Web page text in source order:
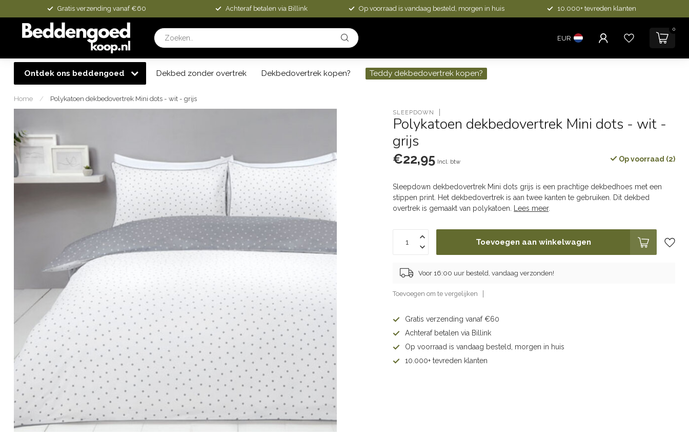
Gratis verzending vanaf €60 Achteraf betalen via Billink Op voorraad is vandaag besteld, morgen in huis 10.000+ tevreden klanten
EUR
0
Ontdek ons beddengoed Dekbed zonder overtrek Dekbedovertrek kopen? Teddy dekbedovertrek kopen?
Home / Polykatoen dekbedovertrek Mini dots - wit - grijs
SLEEPDOWN
Polykatoen dekbedovertrek Mini dots - wit -
grijs
€22,95 Incl. btw Op voorraad (2)
Sleepdown dekbedovertrek Mini dots grijs is een prachtige dekbedhoes met een
stippen print. Het dekbedovertrek is aan twee kanten te gebruiken. Dit dekbed
overtrek is gemaakt van polykatoen.
Lees meer.
Toevoegen aan winkelwagen
Voor 16:00 uur besteld, vandaag verzonden!
Toevoegen om te vergelijken
Gratis verzending vanaf €60
Achteraf betalen via Billink
Op voorraad is vandaag besteld, morgen in huis
10.000+ tevreden klanten